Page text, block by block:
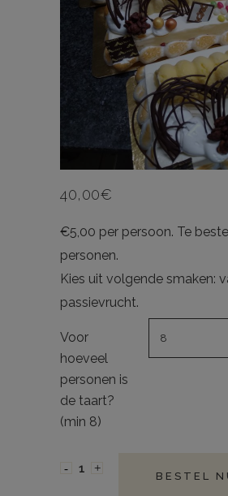
40,00€
€5,00 per persoon. Te
personen.
Kies uit volgende smaken:
passievrucht.
Voor
hoeveel
personen is
de taart?
(min 8)
BESTEL